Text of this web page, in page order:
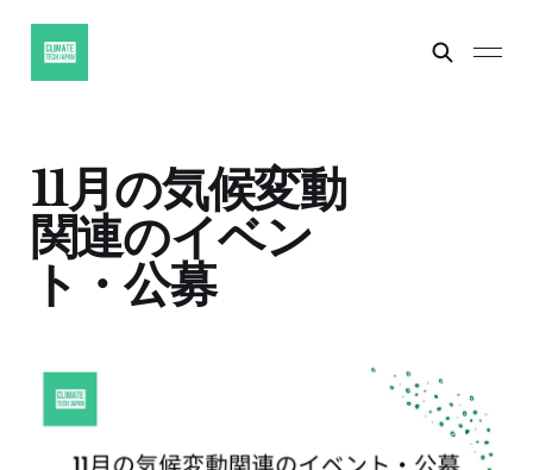
11月の気候変動
関連のイベン
ト・公募